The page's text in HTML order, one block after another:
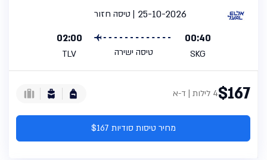
טיסה חזור
25-10-2026
00:40
SKG טיסה ישירה
02:00
TLV
$1674 לילות | ד-א
מחיר טיסות סודיות $167